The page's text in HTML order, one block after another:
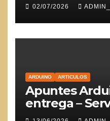
02/07/2026
ARDUINO ARTICULOS
Apuntes
entrega –